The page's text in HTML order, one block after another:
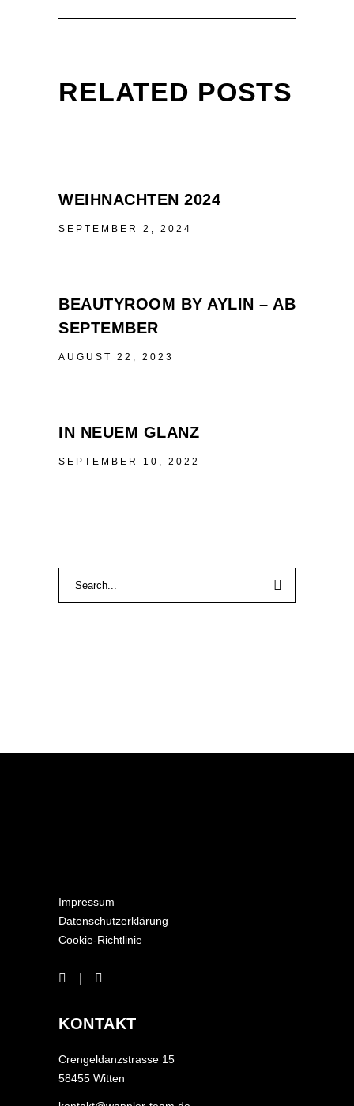
RELATED POSTS
WEIHNACHTEN 2024
SEPTEMBER 2, 2024
BEAUTYROOM BY AYLIN – AB
SEPTEMBER
AUGUST 22, 2023
IN NEUEM GLANZ
SEPTEMBER 10, 2022
Impressum
Datenschutzerklärung
Cookie-Richtlinie
KONTAKT
Crengeldanzstrasse 15
58455 Witten